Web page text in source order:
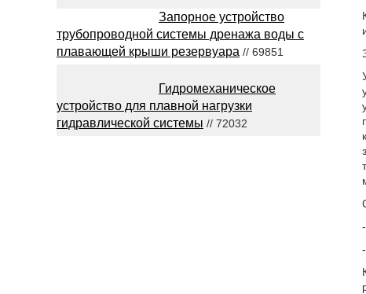
Запорное устройство
трубопроводной системы дренажа воды с
плавающей крыши резервуара // 69851
Гидромеханическое
устройство для плавной нагрузки
гидравлической системы // 72032